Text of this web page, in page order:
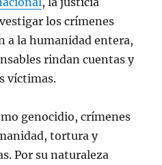
los crímenes
a la humanidad entera,
rindan cuentas y
víctimas.
genocidio, crímenes
tortura y
Por su naturaleza